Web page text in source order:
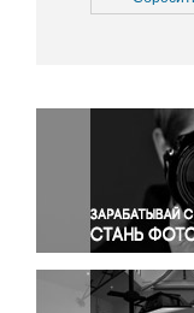
Политика
Религия
Светская
Спорт